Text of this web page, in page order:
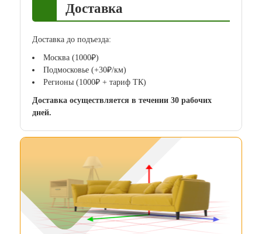
Доставка
Доставка до подъезда:
Москва (1000₽)
Подмосковье (+30₽/км)
Регионы (1000₽ + тариф ТК)
Доставка осуществляется в течении 30 рабочих
дней.